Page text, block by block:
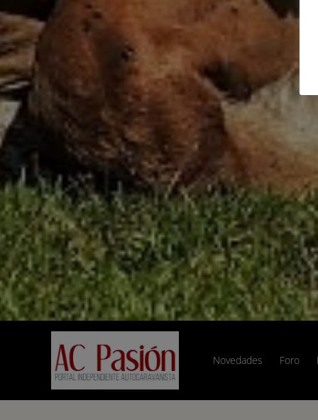
Novedades Foro